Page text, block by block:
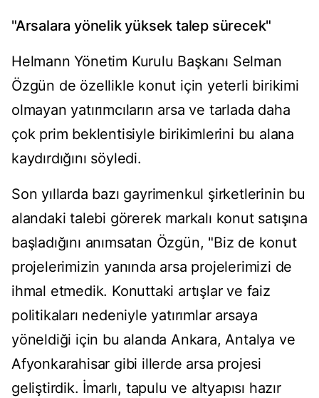
"Arsalara yönelik yüksek talep sürecek"
Helmann Yönetim Kurulu Başkanı Selman
Özgün de özellikle konut için yeterli birikimi
olmayan yatırımcıların arsa ve tarlada daha
çok prim beklentisiyle birikimlerini bu alana
kaydırdığını söyledi.
Son yıllarda bazı gayrimenkul şirketlerinin bu
alandaki talebi görerek markalı konut satışına
başladığını anımsatan Özgün, "Biz de konut
projelerimizin yanında arsa projelerimizi de
ihmal etmedik. Konuttaki artışlar ve faiz
politikaları nedeniyle yatırımlar arsaya
yöneldiği için bu alanda Ankara, Antalya ve
Afyonkarahisar gibi illerde arsa projesi
geliştirdik. İmarlı, tapulu ve altyapısı hazır